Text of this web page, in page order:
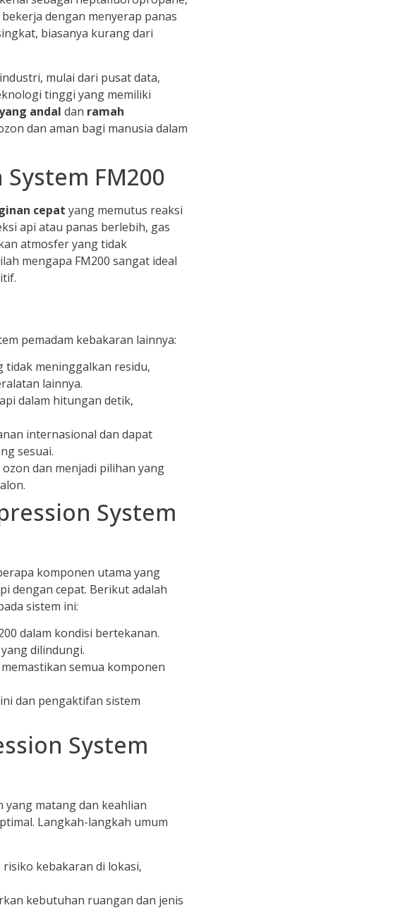
dengan menyerap panas
biasanya kurang dari
mulai dari pusat data,
tinggi yang memiliki
andal dan ramah
dan aman bagi manusia dalam
FM200
cepat yang memutus reaksi
api atau panas berlebih, gas
atmosfer yang tidak
mengapa FM200 sangat ideal
pemadam kebakaran lainnya:
tidak meninggalkan residu,
lainnya.
dalam hitungan detik,
internasional dan dapat
sesuai.
dan menjadi pilihan yang
System
komponen utama yang
dengan cepat. Berikut adalah
sistem ini:
dalam kondisi bertekanan.
dilindungi.
semua komponen
dan pengaktifan sistem
System
yang matang dan keahlian
Langkah-langkah umum
kebakaran di lokasi,
kebutuhan ruangan dan jenis